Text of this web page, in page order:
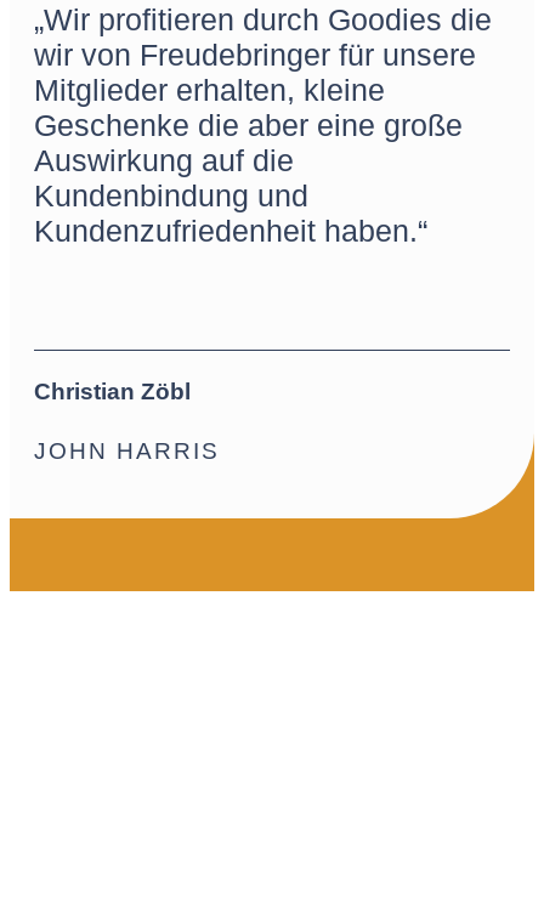
„Wir profitieren durch Goodies die
wir von Freudebringer für unsere
Mitglieder erhalten, kleine
Geschenke die aber eine große
Auswirkung auf die
Kundenbindung und
Kundenzufriedenheit haben.“
Christian Zöbl
JOHN HARRIS